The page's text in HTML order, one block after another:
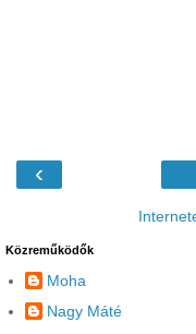
‹
Közreműködők
Moha
Nagy Máté